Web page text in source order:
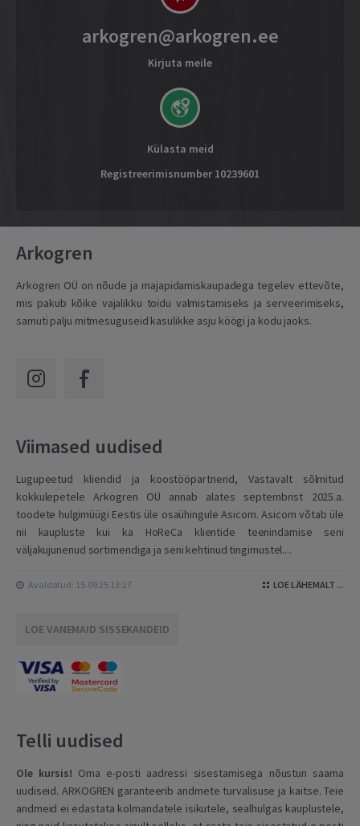
arkogren@arkogren.ee
Kirjuta meile
Külasta meid
Registreerimisnumber 10239601
Arkogren
Arkogren OÜ on nõude ja majapidamiskaupadega tegelev ettevõte,
mis pakub kõike vajalikku toidu valmistamiseks ja serveerimiseks,
samuti palju mitmesuguseid kasulikke asju köögi ja kodu jaoks.
Viimased uudised
Lugupeetud kliendid ja koostööpartnerid, Vastavalt sõlmitud
kokkulepetele Arkogren OÜ annab alates septembrist 2025.a.
toodete hulgimüügi Eestis üle osaühingule Asicom. Asicom võtab üle
nii kaupluste kui ka HoReCa klientide teenindamise seni
väljakujunenud sortimendiga ja seni kehtinud tingimustel....
Avaldatud: 15.09.25 13:27 LOE LÄHEMALT ...
LOE VANEMAID SISSEKANDEID
Telli uudised
Ole kursis! Oma e-posti aadressi sisestamisega nõustun saama
uudiseid. ARKOGREN garanteerib andmete turvalisuse ja kaitse. Teie
andmeid ei edastata kolmandatele isikutele, sealhulgas kauplustele,